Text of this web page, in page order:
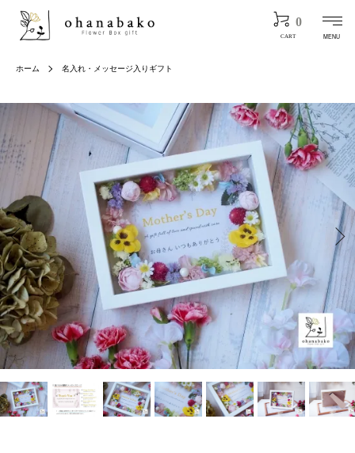
0
CART MENU
ホーム 名入れ・メッセージ入りギフト